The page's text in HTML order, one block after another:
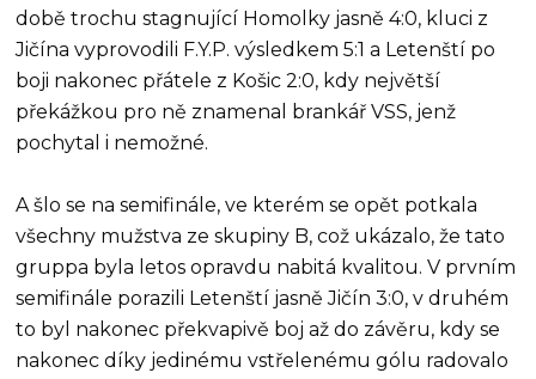
době trochu stagnující Homolky jasně 4:0, kluci z
Jičína vyprovodili F.Y.P. výsledkem 5:1 a Letenští po
boji nakonec přátele z Košic 2:0, kdy největší
překážkou pro ně znamenal brankář VSS, jenž
pochytal i nemožné.
A šlo se na semifinále, ve kterém se opět potkala
všechny mužstva ze skupiny B, což ukázalo, že tato
gruppa byla letos opravdu nabitá kvalitou. V prvním
semifinále porazili Letenští jasně Jičín 3:0, v druhém
to byl nakonec překvapivě boj až do závěru, kdy se
nakonec díky jedinému vstřelenému gólu radovalo